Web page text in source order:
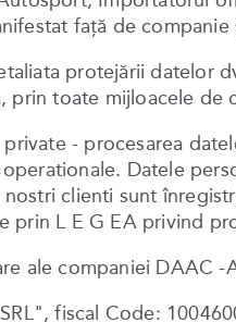
faţă de companie
protejării datelor
prin toate mijloacele de
- procesarea
Datele
clienti sunt
prin L E G EA privind
ale companiei DAAC
fiscal Code: